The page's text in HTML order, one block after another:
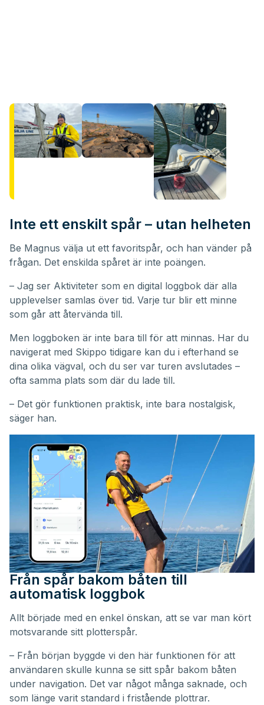
Inte ett enskilt spår – utan helheten
Be Magnus välja ut ett favoritspår, och han vänder på
frågan. Det enskilda spåret är inte poängen.
– Jag ser Aktiviteter som en digital loggbok där alla
upplevelser samlas över tid. Varje tur blir ett minne
som går att återvända till.
Men loggboken är inte bara till för att minnas. Har du
navigerat med Skippo tidigare kan du i efterhand se
dina olika vägval, och du ser var turen avslutades –
ofta samma plats som där du lade till.
– Det gör funktionen praktisk, inte bara nostalgisk,
säger han.
Från spår bakom båten till
automatisk loggbok
Allt började med en enkel önskan, att se var man kört
motsvarande sitt plotterspår.
– Från början byggde vi den här funktionen för att
användaren skulle kunna se sitt spår bakom båten
under navigation. Det var något många saknade, och
som länge varit standard i fristående plottrar.